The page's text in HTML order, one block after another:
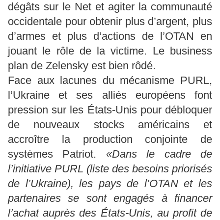
dégâts sur le Net et agiter la communauté
occidentale pour obtenir plus d’argent, plus
d’armes et plus d’actions de l’OTAN en
jouant le rôle de la victime. Le business
plan de Zelensky est bien rôdé.
Face aux lacunes du mécanisme PURL,
l’Ukraine et ses alliés européens font
pression sur les États-Unis pour débloquer
de nouveaux stocks américains et
accroître la production conjointe de
systèmes Patriot. «Dans le cadre de
l’initiative PURL (liste des besoins priorisés
de l’Ukraine), les pays de l’OTAN et les
partenaires se sont engagés à financer
l’achat auprès des États-Unis, au profit de